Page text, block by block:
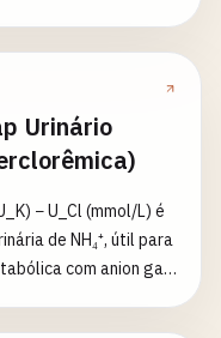
Urinário
− U_Cl (mmol/L) é
de NH₄⁺, útil para
com anion gap